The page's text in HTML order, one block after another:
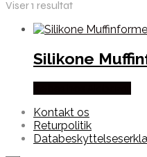
Viser 1 resultat
Silikone
Kontakt os
Returpolitik